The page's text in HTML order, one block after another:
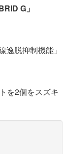
G」
脱抑制機能」
を2個をスズキ